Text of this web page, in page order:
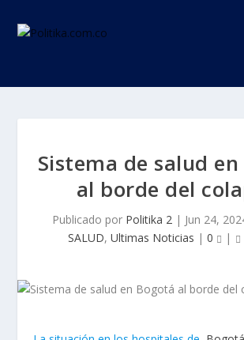
Sistema de salud
al borde del
Publicado por Politika 2| Jun 24,
SALUD, Ultimas Noticias | 0 |